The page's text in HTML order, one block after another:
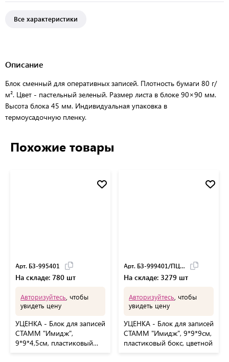
Все характеристики
Описание
Блок сменный для оперативных записей. Плотность бумаги 80 г/
м². Цвет - пастельный зеленый. Размер листа в блоке 90×90 мм.
Высота блока 45 мм. Индивидуальная упаковка в
термоусадочную пленку.
Похожие товары
Арт. БЗ-995401
На складе: 780 шт
Авторизуйтесь , чтобы
увидеть цену
УЦЕНКА - Блок для записей
СТАММ "Имидж",
9*9*4,5см, пластиковый
Арт. БЗ-999401/ПЦ41
На складе: 3279 шт
Авторизуйтесь , чтобы
увидеть цену
УЦЕНКА - Блок для записей
СТАММ "Имидж", 9*9*9см,
пластиковый бокс, цветной